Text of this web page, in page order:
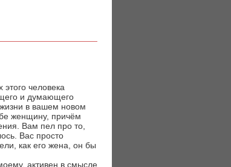
человека
и думающего
в вашем новом
женщину, причём
Вам пел про то,
Вас просто
как его жена, он бы
активен в смысле